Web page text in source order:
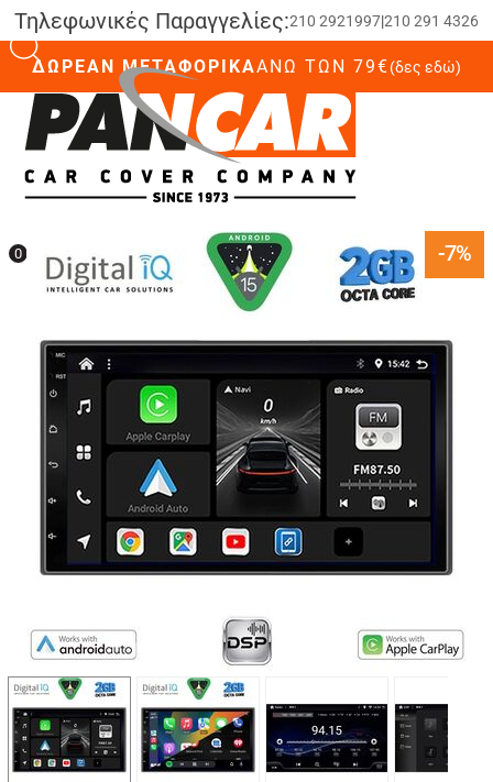
Τηλεφωνικές Παραγγελίες:210 2921997|210 291 4326
ΔΩΡΕΑΝ ΜΕΤΑΦΟΡΙΚΑΆΝΩ ΤΩΝ 79€(δες εδώ)
0
-7%